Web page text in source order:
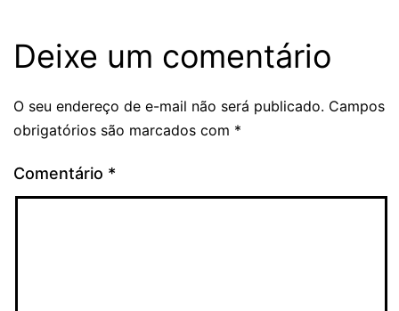
Deixe um comentário
O seu endereço de e-mail não será publicado. Campos
obrigatórios são marcados com *
Comentário *